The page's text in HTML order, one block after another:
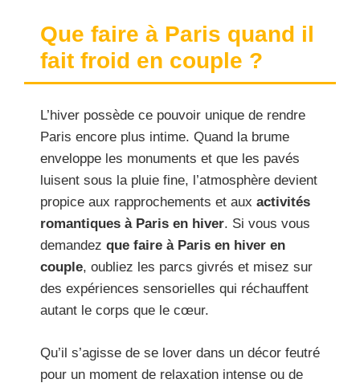
Que faire à Paris quand il
fait froid en couple ?
L’hiver possède ce pouvoir unique de rendre
Paris encore plus intime. Quand la brume
enveloppe les monuments et que les pavés
luisent sous la pluie fine, l’atmosphère devient
propice aux rapprochements et aux activités
romantiques à Paris en hiver. Si vous vous
demandez que faire à Paris en hiver en
couple, oubliez les parcs givrés et misez sur
des expériences sensorielles qui réchauffent
autant le corps que le cœur.
Qu’il s’agisse de se lover dans un décor feutré
pour un moment de relaxation intense ou de